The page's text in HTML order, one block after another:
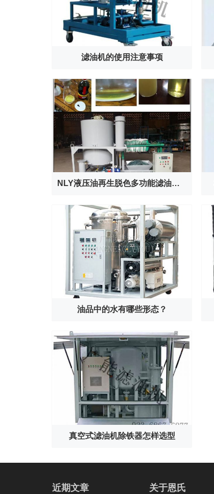
滤油机的使用注意事项
NLY液压油再生脱色多功能滤油机工作原理及结构
油品中的水有哪些形态？
真空式滤油机除铁器怎样选型
近期文章 关于恩氏